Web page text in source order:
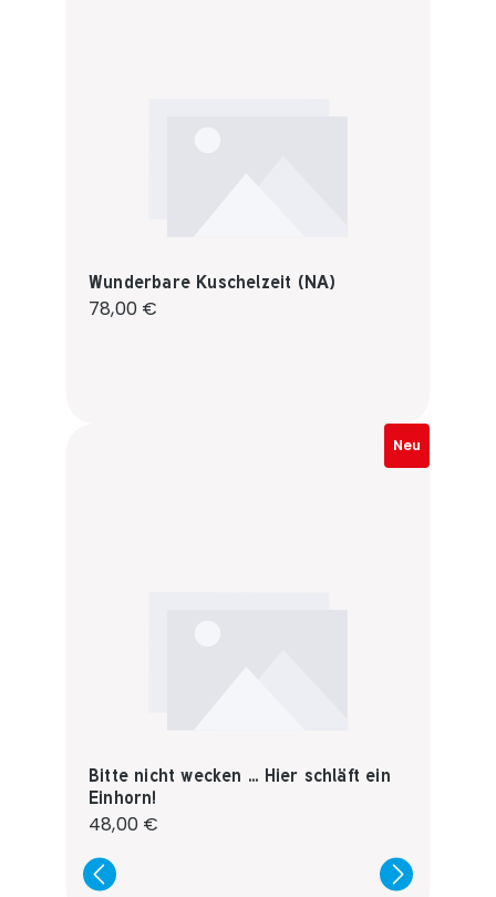
Wunderbare Kuschelzeit (NA)
Regulärer Preis:
78,00 €
Neu
Bitte nicht wecken ... Hier schläft ein
Einhorn!
Regulärer Preis:
48,00 €